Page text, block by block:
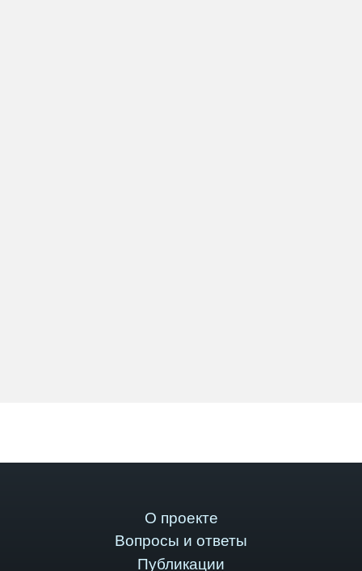
О проекте
Вопросы и ответы
Публикации